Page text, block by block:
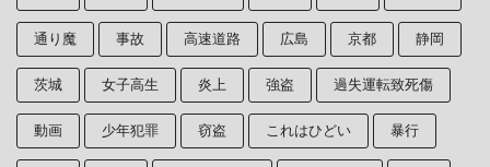
通り魔 事故 高速道路 広島 京都 静岡
茨城 女子高生 炎上 強盗 過失運転致死傷
動画 少年犯罪 窃盗 これはひどい 暴行